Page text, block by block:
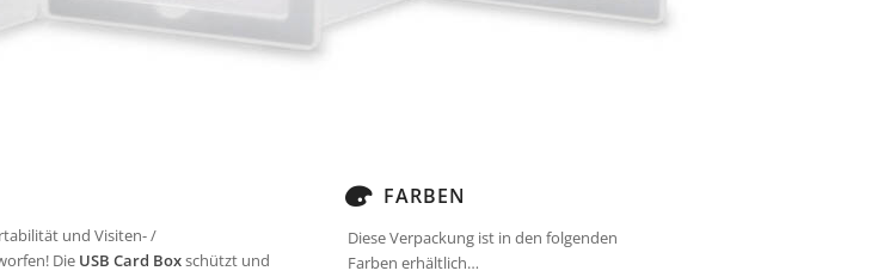
und Visiten- /
Die USB Card Boxschützt und
FARBEN
Diese Verpackung ist in den folgenden
Farben erhältlich…